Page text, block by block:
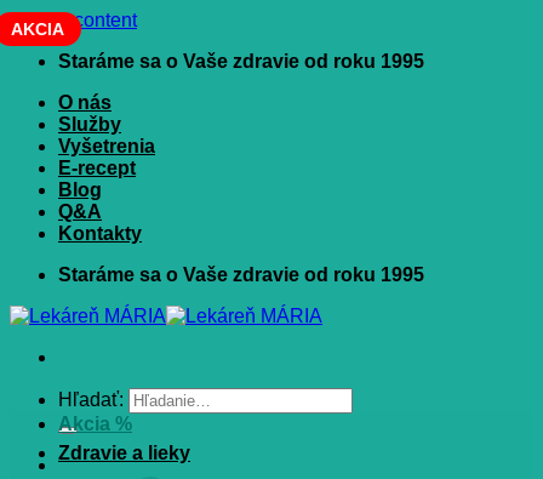
Skip to content
Staráme sa o Vaše zdravie od roku 1995
O nás
Služby
Vyšetrenia
E-recept
Blog
Q&A
Kontakty
Staráme sa o Vaše zdravie od roku 1995
Hľadať:
Akcia %
Zdravie a lieky
AKCIA